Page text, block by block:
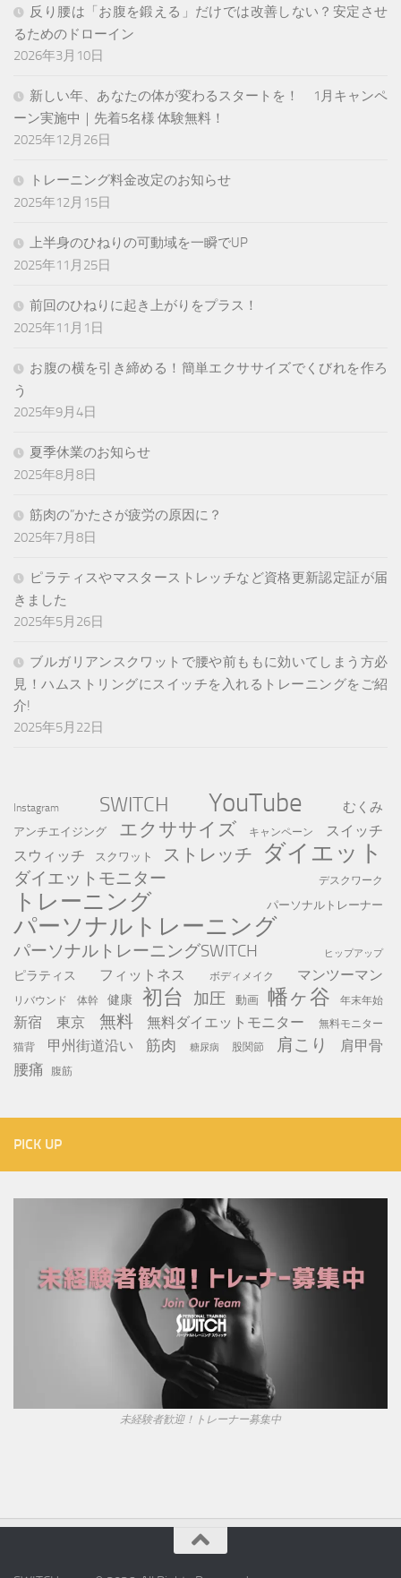
反り腰は「お腹を鍛える」だけでは改善しない？安定させ
るためのドローイン
2026年3月10日
新しい年、あなたの体が変わるスタートを！ 1月キャンペ
ーン実施中｜先着5名様 体験無料！
2025年12月26日
トレーニング料金改定のお知らせ
2025年12月15日
上半身のひねりの可動域を一瞬でUP
2025年11月25日
前回のひねりに起き上がりをプラス！
2025年11月1日
お腹の横を引き締める！簡単エクササイズでくびれを作ろ
う
2025年9月4日
夏季休業のお知らせ
2025年8月8日
筋肉の”かたさが疲労の原因に？
2025年7月8日
ピラティスやマスターストレッチなど資格更新認定証が届
きました
2025年5月26日
ブルガリアンスクワットで腰や前ももに効いてしまう方必
見！ハムストリングにスイッチを入れるトレーニングをご紹
介!
2025年5月22日
Instagram SWITCH YouTube むくみ
アンチエイジング エクササイズ キャンペーン
スイッチ
スウィッチ
スクワット ストレッチ ダイエット
ダイエットモニター デスクワーク
トレーニング パーソナルトレーナー
パーソナルトレーニング
パーソナルトレーニングSWITCH ヒップアップ
ピラティス フィットネス ボディメイク マンツーマン
リバウンド 体幹 健康 初台 加圧 動画 幡ヶ谷 年末年始
新宿 東京 無料 無料ダイエットモニター
無料モニター
猫背
甲州街道沿い 筋肉 糖尿病 股関節 肩こり 肩甲骨
腰痛 腹筋
PICK UP
未経験者歓迎！トレーナー募集中